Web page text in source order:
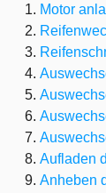
Motor
Aufladen
Anheben